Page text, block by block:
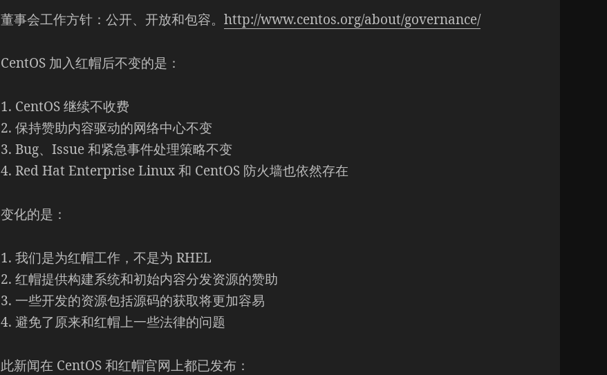
董事会工作方针：公开、开放和包容。 http://www.centos.org/about/governance/
CentOS 加入红帽后不变的是：
1. CentOS 继续不收费
2. 保持赞助内容驱动的网络中心不变
3. Bug、Issue 和紧急事件处理策略不变
4. Red Hat Enterprise Linux 和 CentOS 防火墙也依然存在
变化的是：
1. 我们是为红帽工作，不是为 RHEL
2. 红帽提供构建系统和初始内容分发资源的赞助
3. 一些开发的资源包括源码的获取将更加容易
4. 避免了原来和红帽上一些法律的问题
此新闻在 CentOS 和红帽官网上都已发布：